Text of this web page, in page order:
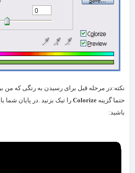
نکته:در مرحله قبل برای رسیدن به رنگی که من
حتما گزینه Colorize را تیک بزنید .در پایان شما
باشید: